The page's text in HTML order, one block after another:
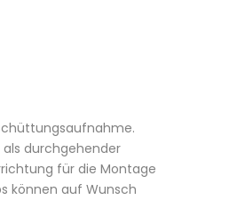
durchgehender
für die Montage
können auf Wunsch